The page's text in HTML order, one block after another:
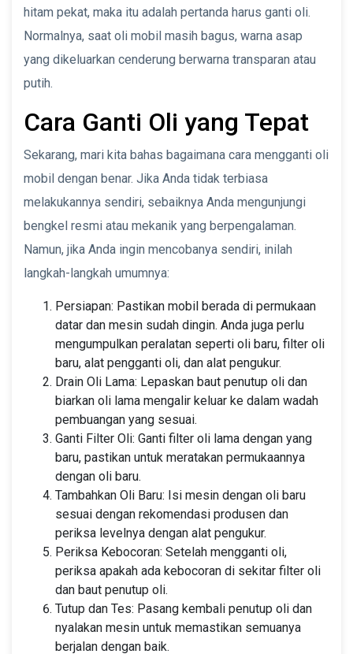
hitam pekat, maka itu adalah pertanda harus ganti oli.
Normalnya, saat oli mobil masih bagus, warna asap
yang dikeluarkan cenderung berwarna transparan atau
putih.
Cara Ganti Oli yang Tepat
Sekarang, mari kita bahas bagaimana cara mengganti oli
mobil dengan benar. Jika Anda tidak terbiasa
melakukannya sendiri, sebaiknya Anda mengunjungi
bengkel resmi atau mekanik yang berpengalaman.
Namun, jika Anda ingin mencobanya sendiri, inilah
langkah-langkah umumnya:
Persiapan: Pastikan mobil berada di permukaan
datar dan mesin sudah dingin. Anda juga perlu
mengumpulkan peralatan seperti oli baru, filter oli
baru, alat pengganti oli, dan alat pengukur.
Drain Oli Lama: Lepaskan baut penutup oli dan
biarkan oli lama mengalir keluar ke dalam wadah
pembuangan yang sesuai.
Ganti Filter Oli: Ganti filter oli lama dengan yang
baru, pastikan untuk meratakan permukaannya
dengan oli baru.
Tambahkan Oli Baru: Isi mesin dengan oli baru
sesuai dengan rekomendasi produsen dan
periksa levelnya dengan alat pengukur.
Periksa Kebocoran: Setelah mengganti oli,
periksa apakah ada kebocoran di sekitar filter oli
dan baut penutup oli.
Tutup dan Tes: Pasang kembali penutup oli dan
nyalakan mesin untuk memastikan semuanya
berjalan dengan baik.